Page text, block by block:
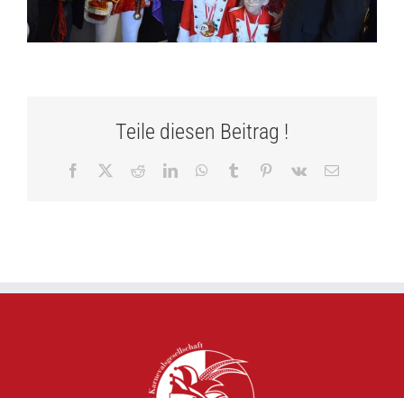
Teile diesen Beitrag !
Facebook RedditLinkedInWhatsApp
Tumblr Pinterest
Vk
E-